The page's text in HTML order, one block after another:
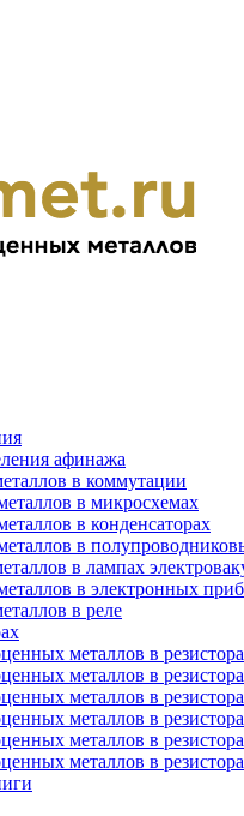
афинажа
в коммутации
в микросхемах
в конденсаторах
в
в лампах
в электронных
в реле
металлов в
металлов в
металлов в
металлов в
металлов в
металлов в